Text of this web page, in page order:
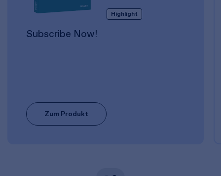
Highlight
Subscribe Now!
Zum Produkt